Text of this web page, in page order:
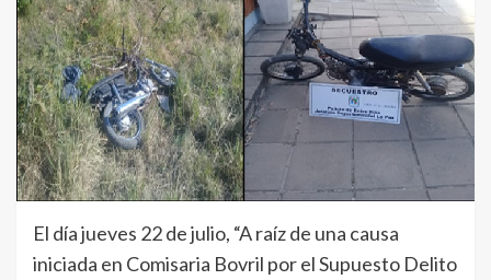
El día jueves 22 de julio, “A raíz de una causa
iniciada en Comisaria Bovril por el Supuesto Delito